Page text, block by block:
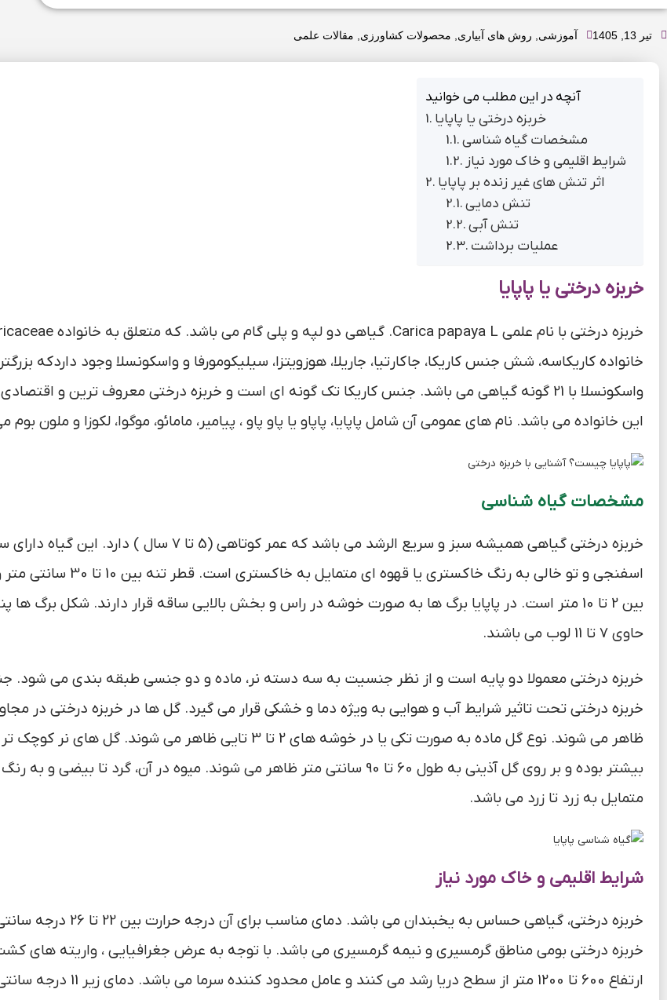
تیر 13, 1405 آموزشی روش های آبیاری محصولات کشاورزی مقالات علمی
آنچه در این مطلب می خوانید
خربزه درختی یا پاپایا
مشخصات گیاه شناسی
شرایط اقلیمی و خاک مورد نیاز
اثر تنش های غیر زنده بر پاپایا
تنش دمایی
تنش آبی
عملیات برداشت
خربزه درختی یا پاپایا
خانواده کاریکاسه، شش جنس کاریکا، جاکارتیا، جاریلا، هوزویتزا، سیلیکومورفا و واسکونسلا وجود داردکه
واسکونسلا با 21 گونه گیاهی می باشد. جنس کاریکا تک گونه ای است و خربزه درختی معروف ترین و
این خانواده می باشد. نام های عمومی آن شامل پاپایا، پاپاو یا پاو پاو ، پیامیر، مامائو، موگوا، لکوزا و ملون بوم
مشخصات گیاه شناسی
خربزه درختی گیاهی همیشه سبز و سریع الرشد می باشد که عمر کوتاهی (5 تا 7 سال )
اسفنجی و تو خالی به رنگ خاکستری یا قهوه ای متمایل
بین 2 تا 10 متر است. در پاپایا برگ ها به صورت خوشه در راس و بخش بالایی ساقه قرار دارند. شکل برگ ها
حاوی 7 تا 11 لوب می باشند.
خربزه درختی معمولا دو پایه است و از نظر جنسیت به سه دسته نر، ماده و دو جنسی طبقه بندی می شود.
خربزه درختی تحت تاثیر شرایط آب و هوایی به ویژه دما و خشکی قرار می گیرد. گل ها در خربزه درختی در
ظاهر می شوند. نوع گل ماده به صورت تکی یا در خوشه های 2 تا 3 تایی ظاهر می شوند. گل
بیشتر بوده و بر روی گل آذینی به طول 60 تا 90 سانتی متر ظاهر می شوند. میوه در آن، گرد تا بیضی و
متمایل به زرد تا زرد می باشد.
شرایط اقلیمی و خاک مورد نیاز
خربزه درختی، گیاهی حساس به یخبندان می باشد. دمای
خربزه درختی بومی مناطق گرمسیری و نیمه گرمسیری می باشد. با توجه به عرض جغرافیایی ، واریته های
ارتفاع 600 تا 1200 متر از سطح دریا رشد می کنند و عامل